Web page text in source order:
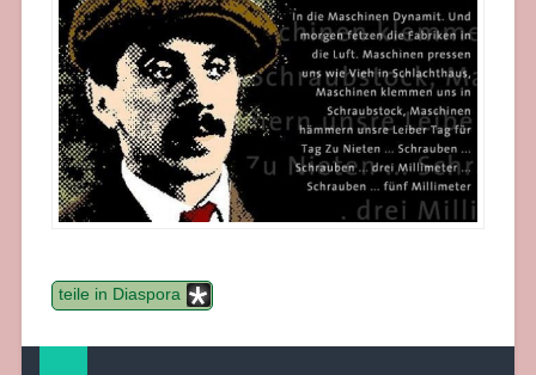
teile in Diaspora